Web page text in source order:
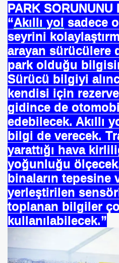
PARK SORUNUNU
“Akıllı yol sadece
seyrini
arayan sürücülere
park olduğu
Sürücü bilgiyi
kendisi için
gidince de
edebilecek. Akıllı
bilgi de verecek.
yarattığı hava
yoğunluğu
binaların tepesine
yerleştirilen
toplanan bilgiler
kullanılabilecek.”
iflas TOFED Galip
ERDOĞAN Makalesi